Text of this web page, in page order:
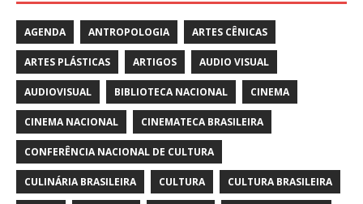
AGENDA ANTROPOLOGIA ARTES CÊNICAS
ARTES PLÁSTICAS ARTIGOS AUDIO VISUAL
AUDIOVISUAL BIBLIOTECA NACIONAL CINEMA
CINEMA NACIONAL CINEMATECA BRASILEIRA
CONFERÊNCIA NACIONAL DE CULTURA
CULINÁRIA BRASILEIRA CULTURA CULTURA BRASILEIRA